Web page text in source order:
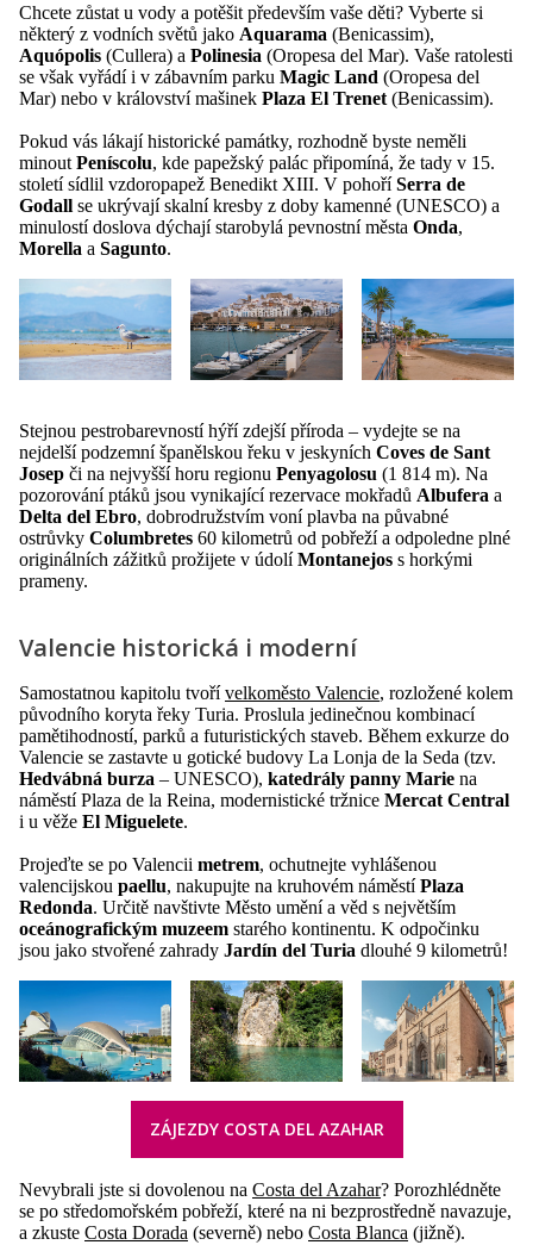
Chcete zůstat u vody a potěšit především vaše děti? Vyberte si
některý z vodních světů jako Aquarama (Benicassim),
Aquópolis (Cullera) a Polinesia (Oropesa del Mar). Vaše ratolesti
se však vyřádí i v zábavním parku Magic Land (Oropesa del
Mar) nebo v království mašinek Plaza El Trenet (Benicassim).
Pokud vás lákají historické památky, rozhodně byste neměli
minout Peníscolu, kde papežský palác připomíná, že tady v 15.
století sídlil vzdoropapež Benedikt XIII. V pohoříSerra de
Godall se ukrývají skalní kresby z doby kamenné (UNESCO) a
minulostí doslova dýchají starobylá pevnostní města Onda,
Morella a Sagunto.
Stejnou pestrobarevností hýří zdejší příroda – vydejte se na
nejdelší podzemní španělskou řeku v jeskyních Coves de Sant
Josep či na nejvyšší horu regionu Penyagolosu (1 814 m). Na
pozorování ptáků jsou vynikající rezervace mokřadů Albufera a
Delta del Ebro, dobrodružstvím voní plavba na půvabné
ostrůvky Columbretes 60 kilometrů od pobřeží a odpoledne plné
originálních zážitků prožijete v údolíMontanejos s horkými
prameny.
Valencie historická i moderní
Samostatnou kapitolu tvořívelkoměsto Valencie, rozložené kolem
původního koryta řeky Turia. Proslula jedinečnou kombinací
pamětihodností, parků a futuristických staveb. Během exkurze do
Valencie se zastavte u gotické budovy La Lonja de la Seda (tzv.
Hedvábná burza – UNESCO), katedrály panny Marie na
náměstí Plaza de la Reina, modernistické tržnice Mercat Central
i u věže El Miguelete.
Projeďte se po Valencii metrem, ochutnejte vyhlášenou
valencijskou paellu, nakupujte na kruhovém náměstíPlaza
Redonda. Určitě navštivte Město umění a věd s největším
oceánografickým muzeem starého kontinentu. K odpočinku
jsou jako stvořené zahrady Jardín del Turia dlouhé 9 kilometrů!
ZÁJEZDY COSTA DEL AZAHAR
Nevybrali jste si dovolenou na Costa del Azahar? Porozhlédněte
se po středomořském pobřeží, které na ni bezprostředně navazuje,
a zkuste Costa Dorada (severně) nebo Costa Blanca (jižně).